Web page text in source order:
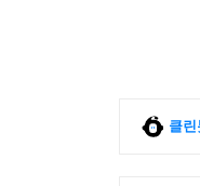
제37장.클린